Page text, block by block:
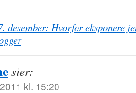
desember: Hvorfor eksponere
sier:
kl. 15:20